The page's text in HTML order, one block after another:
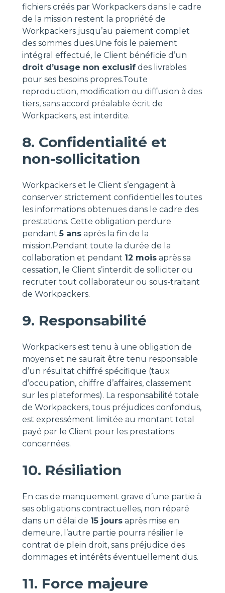
fichiers créés par Workpackers dans le cadre
de la mission restent la propriété de
Workpackers jusqu’au paiement complet
des sommes dues.Une fois le paiement
intégral effectué, le Client bénéficie d’un
droit d’usage non exclusif des livrables
pour ses besoins propres.Toute
reproduction, modification ou diffusion à des
tiers, sans accord préalable écrit de
Workpackers, est interdite.
8. Confidentialité et
non-sollicitation
Workpackers et le Client s’engagent à
conserver strictement confidentielles toutes
les informations obtenues dans le cadre des
prestations. Cette obligation perdure
pendant5 ans après la fin de la
mission.Pendant toute la durée de la
collaboration et pendant 12 mois après sa
cessation, le Client s’interdit de solliciter ou
recruter tout collaborateur ou sous-traitant
de Workpackers.
9. Responsabilité
Workpackers est tenu à une obligation de
moyens et ne saurait être tenu responsable
d’un résultat chiffré spécifique (taux
d’occupation, chiffre d’affaires, classement
sur les plateformes). La responsabilité totale
de Workpackers, tous préjudices confondus,
est expressément limitée au montant total
payé par le Client pour les prestations
concernées.
10. Résiliation
En cas de manquement grave d’une partie à
ses obligations contractuelles, non réparé
dans un délai de 15 jours après mise en
demeure, l’autre partie pourra résilier le
contrat de plein droit, sans préjudice des
dommages et intérêts éventuellement dus.
11. Force majeure